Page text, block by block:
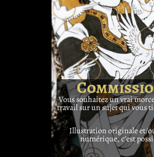
Vous souhaitez un vrai
travail sur un sujet qui vous
Illustration originale et/
numérique, c’est